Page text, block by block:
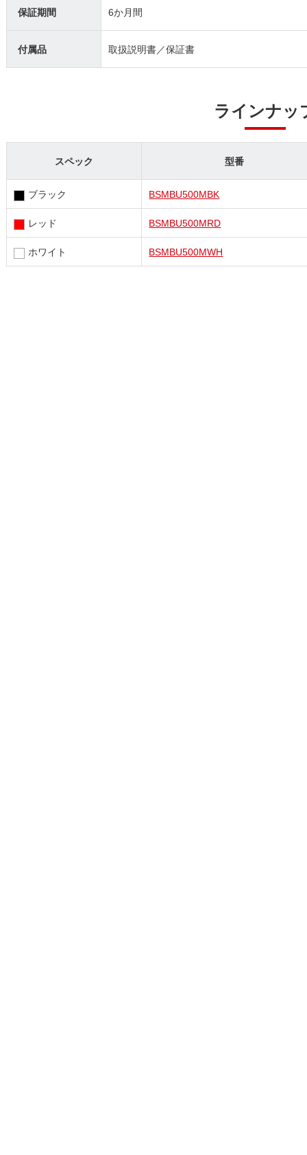
保証期間 6か月間
付属品 取扱説明書／保証書
ラインナッ
スペック 型番
ブラック BSMBU500MBK
レッド BSMBU500MRD
ホワイト BSMBU500MWH